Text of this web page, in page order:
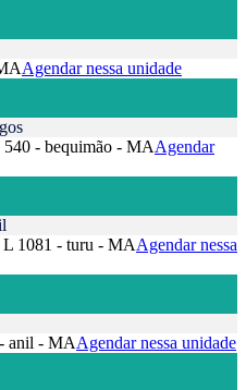
Agendar nessa unidade
540 - bequimão - MAAgendar
L 1081 - turu - MAAgendar nessa
anil - MAAgendar nessa unidade